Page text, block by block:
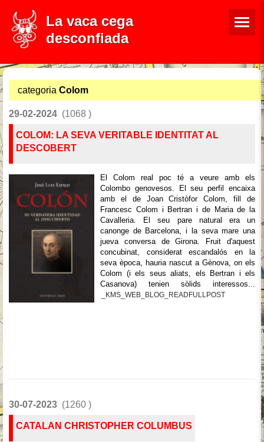
La vaca cega
desconfiada
categoria Colom
29-02-2024 (1068 )
COLOM: LA SEVA VERITABLE IDENTITAT AL
DESCOBERT
El Colom real poc té a veure amb els
Colombo genovesos. El seu perfil encaixa
amb el de Joan Cristòfor Colom, fill de
Francesc Colom i Bertran i de Maria de la
Cavalleria. El seu pare natural era un
canonge de Barcelona, i la seva mare una
jueva conversa de Girona. Fruit d'aquest
concubinat, considerat escandalós en la
seva època, hauria nascut a Gènova, on els
Colom (i els seus aliats, els Bertran i els
Casanova) tenien sòlids interessos...
_KMS_WEB_BLOG_READFULLPOST
30-07-2023 (1260 )
CATALAN CHRISTOPHER COLUMBUS